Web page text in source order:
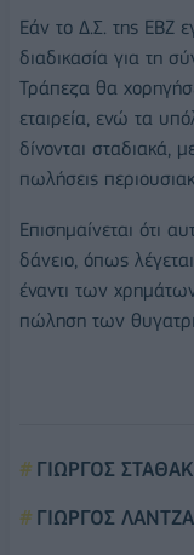
Εάν το Δ.Σ. της ΕΒΖ
διαδικασία για τη
Τράπεζα θα
εταιρεία, ενώ τα
δίνονται σταδιακά,
πωλήσεις
Επισημαίνεται ότι
δάνειο, όπως
έναντι των
πώληση των
ΓΙΩΡΓΟΣ
ΓΙΩΡΓΟΣ